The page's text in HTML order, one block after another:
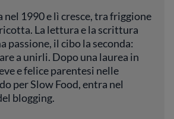
nel 1990 e lì cresce, tra friggione
La lettura e la scrittura
passione, il cibo la seconda:
a unirli. Dopo una laurea in
e felice parentesi nelle
per Slow Food, entra nel
blogging.